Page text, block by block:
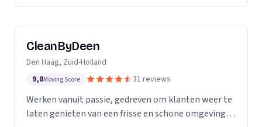
CleanByDeen
Den Haag, Zuid-Holland
9,8Moving Score 31 reviews
Werken vanuit passie, gedreven om klanten weer te
laten genieten van een frisse en schone omgeving.